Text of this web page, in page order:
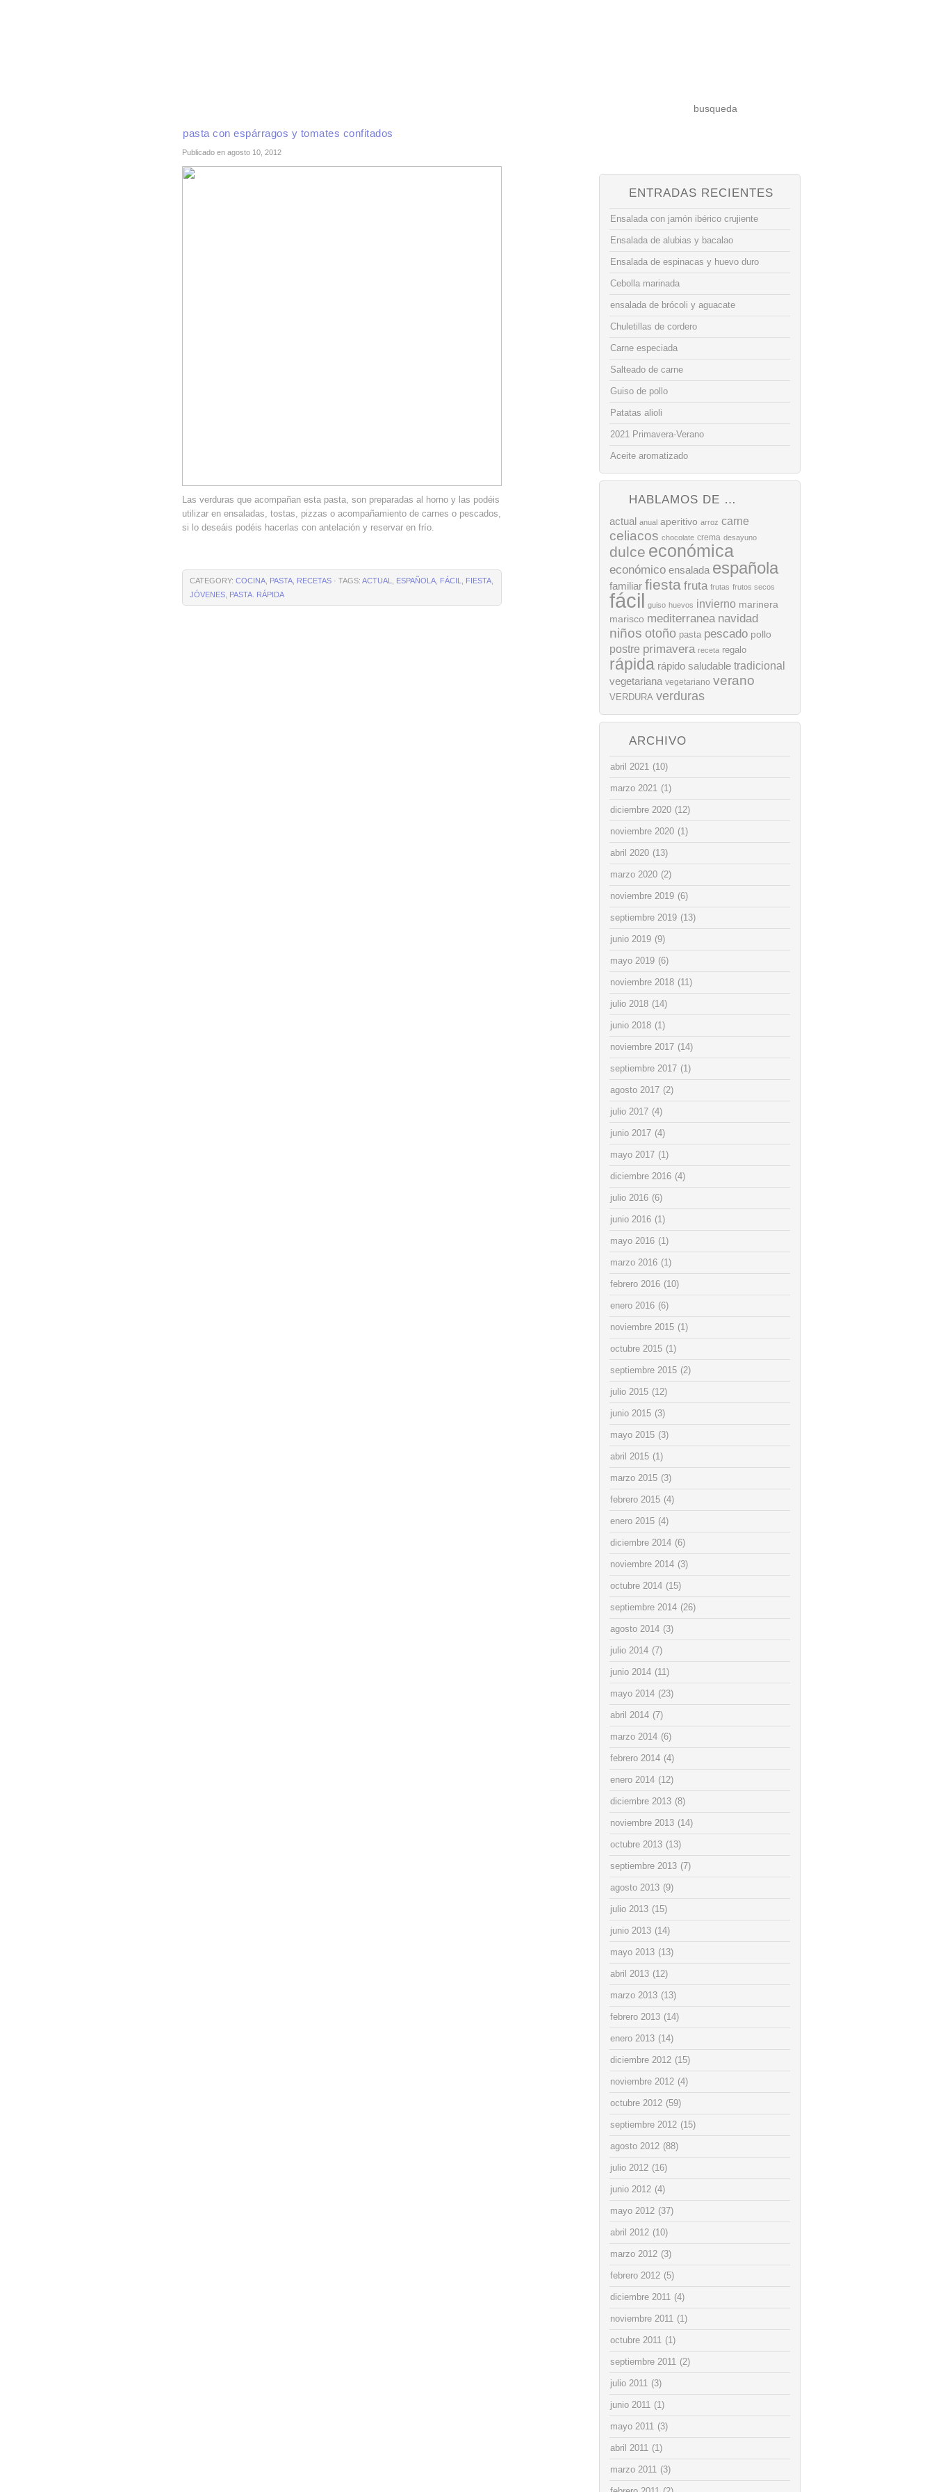
pasta con espárragos y tomates confitados
Publicado en agosto 10, 2012
Las verduras que acompañan esta pasta, son preparadas al horno y las podéis
utilizar en ensaladas, tostas, pizzas o acompañamiento de carnes o pescados,
si lo deseáis podéis hacerlas con antelación y reservar en frío.
CATEGORY: COCINA PASTA RECETAS · TAGS: ACTUAL ESPAÑOLA FÁCIL FIESTA
JÓVENES PASTA. RÁPIDA
ENTRADAS RECIENTES
Ensalada con jamón ibérico crujiente
Ensalada de alubias y bacalao
Ensalada de espinacas y huevo duro
Cebolla marinada
ensalada de brócoli y aguacate
Chuletillas de cordero
Carne especiada
Salteado de carne
Guiso de pollo
Patatas alioli
2021 Primavera-Verano
Aceite aromatizado
HABLAMOS DE …
actual anual aperitivo arroz carne
celiacos chocolate crema desayuno
dulce económica
económico ensalada española
familiar fiesta fruta frutas frutos secos
fácil guiso huevos invierno marinera
marisco mediterranea navidad
niños otoño pasta pescado pollo
postre primavera receta regalo
rápida rápido saludable tradicional
vegetariana vegetariano verano
VERDURA verduras
ARCHIVO
abril 2021 (10)
marzo 2021 (1)
diciembre 2020 (12)
noviembre 2020 (1)
abril 2020 (13)
marzo 2020 (2)
noviembre 2019 (6)
septiembre 2019 (13)
junio 2019 (9)
mayo 2019 (6)
noviembre 2018 (11)
julio 2018 (14)
junio 2018 (1)
noviembre 2017 (14)
septiembre 2017 (1)
agosto 2017 (2)
julio 2017 (4)
junio 2017 (4)
mayo 2017 (1)
diciembre 2016 (4)
julio 2016 (6)
junio 2016 (1)
mayo 2016 (1)
marzo 2016 (1)
febrero 2016 (10)
enero 2016 (6)
noviembre 2015 (1)
octubre 2015 (1)
septiembre 2015 (2)
julio 2015 (12)
junio 2015 (3)
mayo 2015 (3)
abril 2015 (1)
marzo 2015 (3)
febrero 2015 (4)
enero 2015 (4)
diciembre 2014 (6)
noviembre 2014 (3)
octubre 2014 (15)
septiembre 2014 (26)
agosto 2014 (3)
julio 2014 (7)
junio 2014 (11)
mayo 2014 (23)
abril 2014 (7)
marzo 2014 (6)
febrero 2014 (4)
enero 2014 (12)
diciembre 2013 (8)
noviembre 2013 (14)
octubre 2013 (13)
septiembre 2013 (7)
agosto 2013 (9)
julio 2013 (15)
junio 2013 (14)
mayo 2013 (13)
abril 2013 (12)
marzo 2013 (13)
febrero 2013 (14)
enero 2013 (14)
diciembre 2012 (15)
noviembre 2012 (4)
octubre 2012 (59)
septiembre 2012 (15)
agosto 2012 (88)
julio 2012 (16)
junio 2012 (4)
mayo 2012 (37)
abril 2012 (10)
marzo 2012 (3)
febrero 2012 (5)
diciembre 2011 (4)
noviembre 2011 (1)
octubre 2011 (1)
septiembre 2011 (2)
julio 2011 (3)
junio 2011 (1)
mayo 2011 (3)
abril 2011 (1)
marzo 2011 (3)